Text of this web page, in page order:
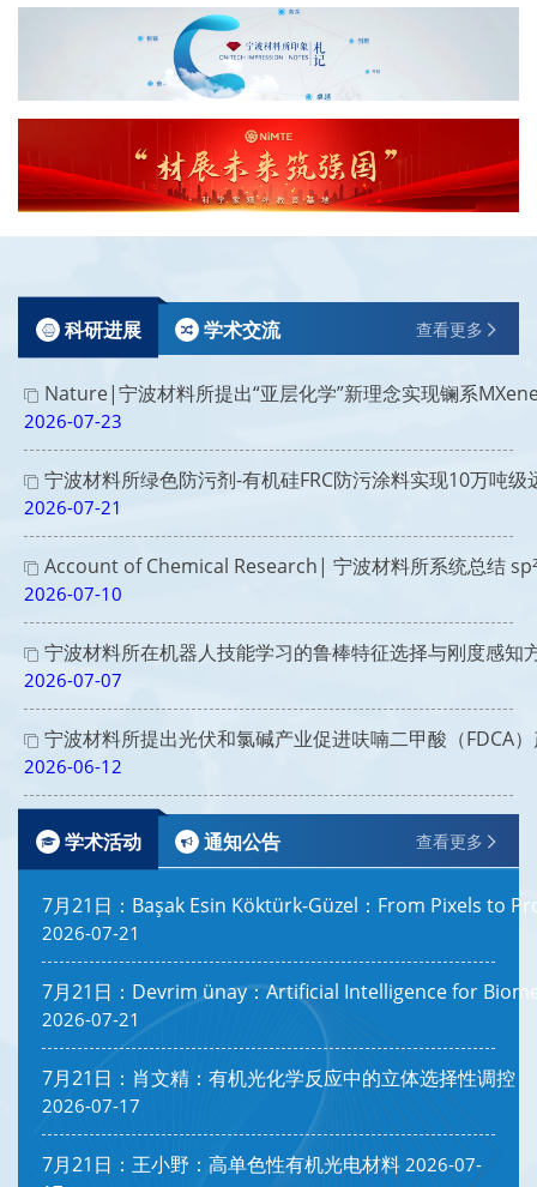
科研进展 学术交流 查看更多
Nature|宁波材料所提出“亚层化学”新理念实现镧系
2026-07-23
宁波材料所绿色防污剂-有机硅FRC防污涂料实现10万吨级
2026-07-21
Account of Chemical Research| 宁波材料所系统总结
2026-07-10
宁波材料所在机器人技能学习的鲁棒特征选择与刚度感知
2026-07-07
宁波材料所提出光伏和氯碱产业促进呋喃二甲酸（FDCA
2026-06-12
学术活动 通知公告 查看更多
7月21日：Başak Esin Köktürk-Güzel：From Pixels to
2026-07-21
7月21日：Devrim ünay：Artificial Intelligence for
2026-07-21
7月21日：肖文精：有机光化学反应中的立体选择性调控
2026-07-17
7月21日：王小野：高单色性有机光电材料 2026-07-